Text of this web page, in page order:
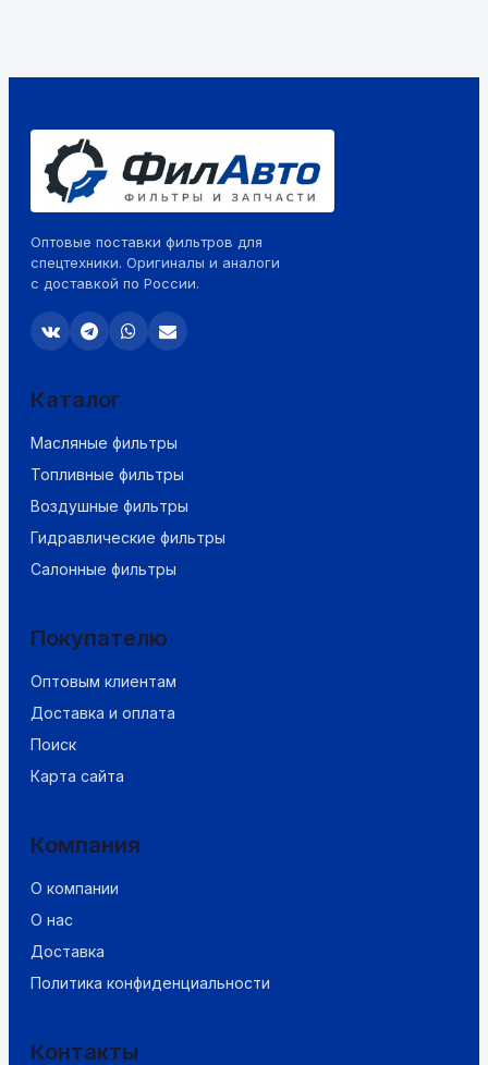
Оптовые поставки фильтров для
спецтехники. Оригиналы и аналоги
с доставкой по России.
Каталог
Масляные фильтры
Топливные фильтры
Воздушные фильтры
Гидравлические фильтры
Салонные фильтры
Покупателю
Оптовым клиентам
Доставка и оплата
Поиск
Карта сайта
Компания
О компании
О нас
Доставка
Политика конфиденциальности
Контакты